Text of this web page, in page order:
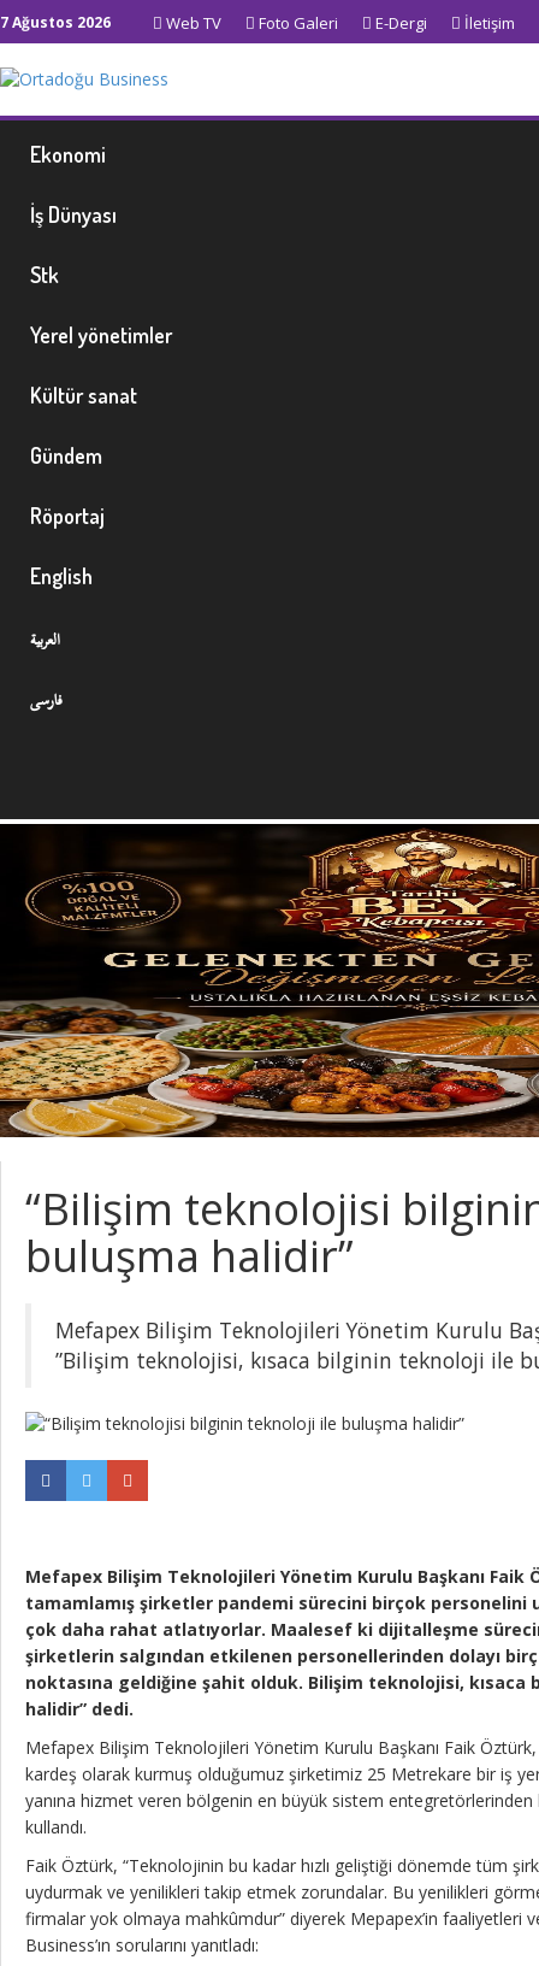
7 Ağustos 2026 Web TV Foto Galeri E-Dergi İletişim
Ekonomi
İş Dünyası
Stk
Yerel yönetimler
Kültür sanat
Gündem
Röportaj
English
العربية
فارسی
“Bilişim teknolojisi
buluşma halidir”
Mefapex Bilişim Teknolojileri Yönetim Kurulu
”Bilişim teknolojisi, kısaca bilginin teknoloji ile
Mefapex Bilişim Teknolojileri Yönetim Kurulu Başkanı Faik
tamamlamış şirketler pandemi sürecini birçok personelini
çok daha rahat atlatıyorlar. Maalesef ki dijitalleşme
şirketlerin salgından etkilenen personellerinden dolayı
noktasına geldiğine şahit olduk. Bilişim teknolojisi,
halidir” dedi.
Mefapex Bilişim Teknolojileri Yönetim Kurulu Başkanı Faik Öztürk,
kardeş olarak kurmuş olduğumuz şirketimiz 25 Metrekare bir iş
yanına hizmet veren bölgenin en büyük sistem
kullandı.
Faik Öztürk, “Teknolojinin bu kadar hızlı geliştiği dönemde tüm
uydurmak ve yenilikleri takip etmek zorundalar. Bu yenilikleri
firmalar yok olmaya mahkûmdur” diyerek Mepapex’in faaliyetleri
Business’ın sorularını yanıtladı: